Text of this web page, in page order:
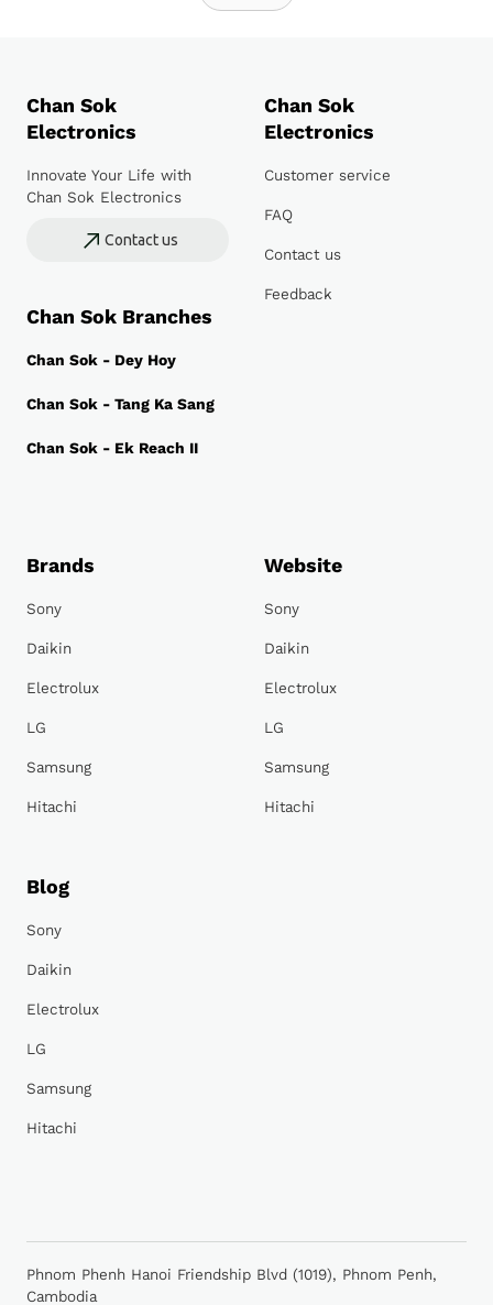
Chan Sok
Electronics
Innovate Your Life with
Chan Sok Electronics
Contact us
Chan Sok Branches
Chan Sok - Dey Hoy
Chan Sok - Tang Ka Sang
Chan Sok - Ek Reach II
Chan Sok
Electronics
Customer service
FAQ
Contact us
Feedback
Brands
Sony
Daikin
Electrolux
LG
Samsung
Hitachi
Website
Sony
Daikin
Electrolux
LG
Samsung
Hitachi
Blog
Sony
Daikin
Electrolux
LG
Samsung
Hitachi
Phnom Phenh Hanoi Friendship Blvd (1019), Phnom Penh,
Cambodia